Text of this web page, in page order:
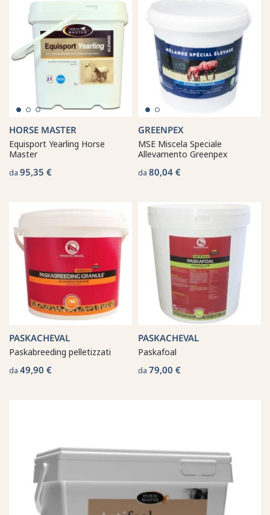
HORSE MASTER
Equisport Yearling Horse
Master
da 95,35 €
GREENPEX
MSE Miscela Speciale
Allevamento Greenpex
da 80,04 €
PASKACHEVAL
Paskabreeding pelletizzati
da 49,90 €
PASKACHEVAL
Paskafoal
da 79,00 €